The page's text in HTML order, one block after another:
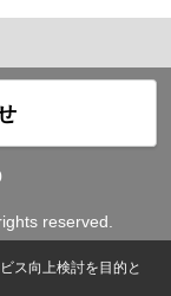
reserved.
ス向上検討を目的と